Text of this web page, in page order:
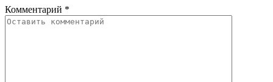
Комментарий *